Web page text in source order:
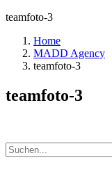
teamfoto-3
Home
MADD Agency
teamfoto-3
teamfoto-3